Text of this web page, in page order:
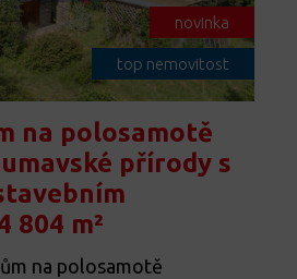
novinka
top nemovitost
na polosamotě
přírody s
804 m²
na polosamotě